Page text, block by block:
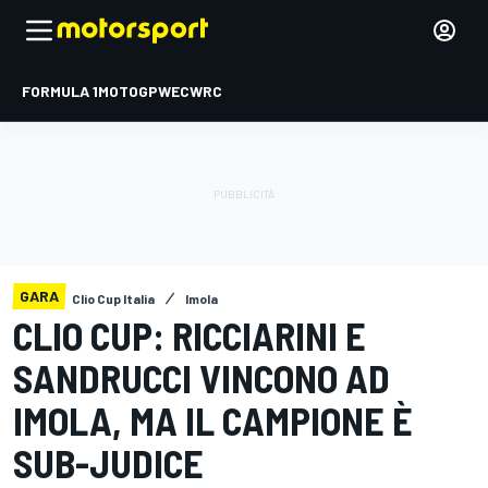
FORMULA 1MOTOGPWECWRC
GARA Clio Cup Italia Imola
CLIO CUP: RICCIARINI E
SANDRUCCI VINCONO AD
IMOLA, MA IL CAMPIONE È
SUB-JUDICE